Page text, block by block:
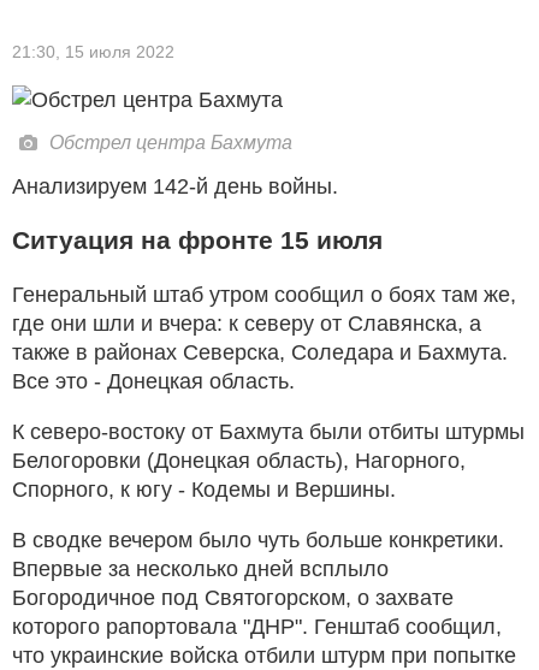
21:30, 15 июля 2022
Обстрел центра Бахмута
Анализируем 142-й день войны.
Ситуация на фронте 15 июля
Генеральный штаб утром сообщил о боях там же,
где они шли и вчера: к северу от Славянска, а
также в районах Северска, Соледара и Бахмута.
Все это - Донецкая область.
К северо-востоку от Бахмута были отбиты штурмы
Белогоровки (Донецкая область), Нагорного,
Спорного, к югу - Кодемы и Вершины.
В сводке вечером было чуть больше конкретики.
Впервые за несколько дней всплыло
Богородичное под Святогорском, о захвате
которого рапортовала "ДНР". Генштаб сообщил,
что украинские войска отбили штурм при попытке